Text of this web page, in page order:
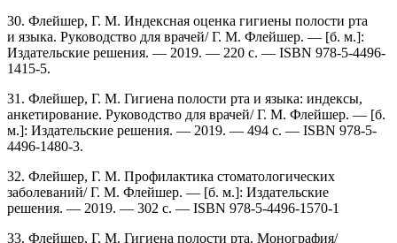
30. Флейшер, Г. М. Индексная оценка гигиены полости рта
и языка. Руководство для врачей/ Г. М. Флейшер. — [б. м.]:
Издательские решения. — 2019. — 220 с. — ISBN 978-5-4496-
1415-5.
31. Флейшер, Г. М. Гигиена полости рта и языка: индексы,
анкетирование. Руководство для врачей/ Г. М. Флейшер. — [б.
м.]: Издательские решения. — 2019. — 494 с. — ISBN 978-5-
4496-1480-3.
32. Флейшер, Г. М. Профилактика стоматологических
заболеваний/ Г. М. Флейшер. — [б. м.]: Издательские
решения. — 2019. — 302 с. — ISBN 978-5-4496-1570-1
33. Флейшер, Г. М. Гигиена полости рта. Монография/